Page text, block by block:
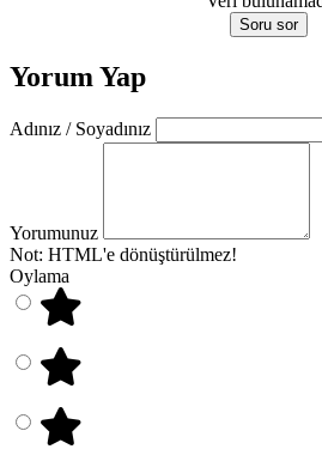
Soru sor
Yorum Yap
Adınız / Soyadınız
Yorumunuz
Not: HTML'e dönüştürülmez!
Oylama